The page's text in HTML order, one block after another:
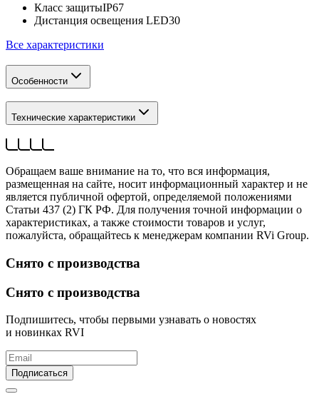
Класс защитыIP67
Дистанция освещения LED30
Все характеристики
Особенности
Технические характеристики
Обращаем ваше внимание на то, что вся информация,
размещенная на сайте, носит информационный характер и не
является публичной офертой, определяемой положениями
Статьи 437 (2) ГК РФ. Для получения точной информации о
характеристиках, а также стоимости товаров и услуг,
пожалуйста, обращайтесь к менеджерам компании RVi Group.
Снято с производства
Снято с производства
Подпишитесь, чтобы первыми узнавать о новостях
и новинках RVI
Подписаться